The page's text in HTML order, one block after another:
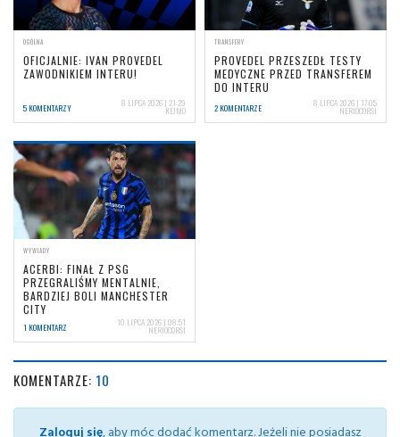
OGÓLNA
OFICJALNIE: IVAN PROVEDEL
ZAWODNIKIEM INTERU!
5 KOMENTARZY 8 LIPCA 2026 | 21:29
KEJMO
TRANSFERY
PROVEDEL PRZESZEDŁ TESTY
MEDYCZNE PRZED TRANSFEREM
DO INTERU
2 KOMENTARZE 8 LIPCA 2026 | 17:05
NERIOCORSI
WYWIADY
ACERBI: FINAŁ Z PSG
PRZEGRALIŚMY MENTALNIE,
BARDZIEJ BOLI MANCHESTER
CITY
1 KOMENTARZ 10 LIPCA 2026 | 08:51
NERIOCORSI
KOMENTARZE: 10
Zaloguj się, aby móc dodać komentarz. Jeżeli nie posiadasz